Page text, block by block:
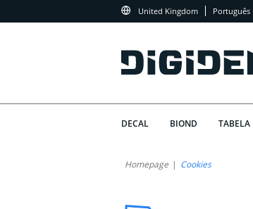
United Kingdom Português
DECAL BIOND TABELA
Homepage Cookies